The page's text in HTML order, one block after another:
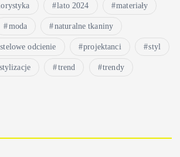
lato 2024 materiały
moda naturalne tkaniny
odcienie projektanci styl
stylizacje trend trendy